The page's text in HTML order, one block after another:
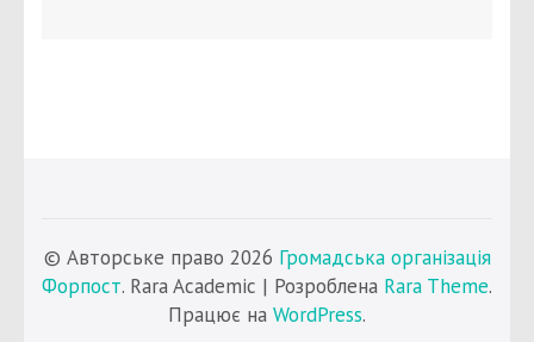
© Авторське право 2026 Громадська організація
Форпост. Rara Academic | Розроблена Rara Theme.
Працює на WordPress.